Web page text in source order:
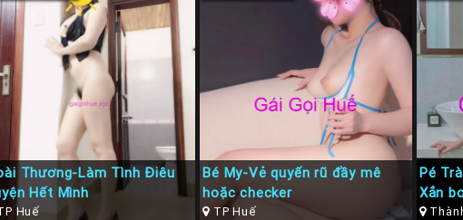
Thương-Làm Tình Điêu
Hết Mình
Huế
Bé My-Vẻ quyến rũ đầy mê
hoặc checker
TP Huế
Pé
Xắn